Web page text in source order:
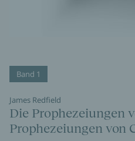
Band 1
James Redfield
Die Prophezeiungen
Prophezeiungen von